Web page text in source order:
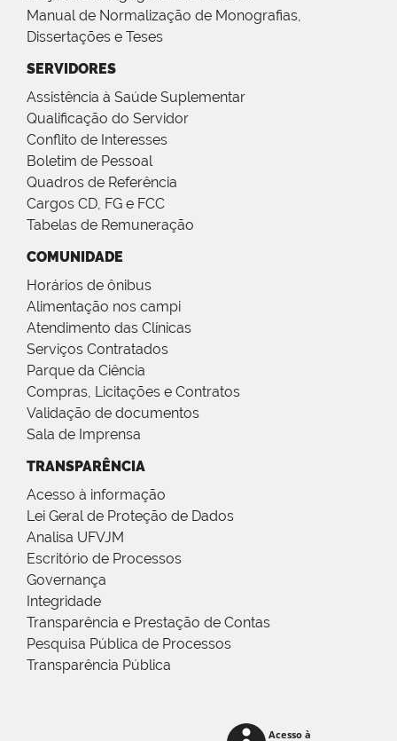
Manual de Normalização de Monografias,
Dissertações e Teses
SERVIDORES
Assistência à Saúde Suplementar
Qualificação do Servidor
Conflito de Interesses
Boletim de Pessoal
Quadros de Referência
Cargos CD, FG e FCC
Tabelas de Remuneração
COMUNIDADE
Horários de ônibus
Alimentação nos campi
Atendimento das Clínicas
Serviços Contratados
Parque da Ciência
Compras, Licitações e Contratos
Validação de documentos
Sala de Imprensa
TRANSPARÊNCIA
Acesso à informação
Lei Geral de Proteção de Dados
Analisa UFVJM
Escritório de Processos
Governança
Integridade
Transparência e Prestação de Contas
Pesquisa Pública de Processos
Transparência Pública